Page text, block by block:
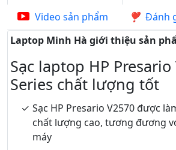
Video sản phẩm
Đánh
Laptop Minh Hà giới thiệu sản
Sạc laptop HP Presario
Series chất lượng tốt
Sạc HP Presario V2570 được
chất lượng cao, tương đương
máy